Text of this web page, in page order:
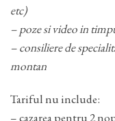
etc)
– poze si video in
– consiliere de
montan
Tariful nu include:
– cazarea pentru 2